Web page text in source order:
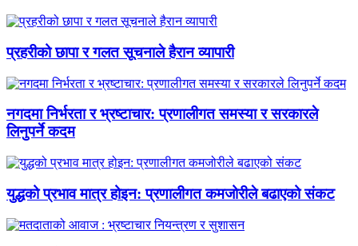
प्रहरीको छापा र गलत सूचनाले हैरान व्यापारी
नगदमा निर्भरता र भ्रष्टाचार: प्रणालीगत समस्या र सरकारले
लिनुपर्ने कदम
युद्धको प्रभाव मात्र होइन: प्रणालीगत कमजोरीले बढाएको संकट